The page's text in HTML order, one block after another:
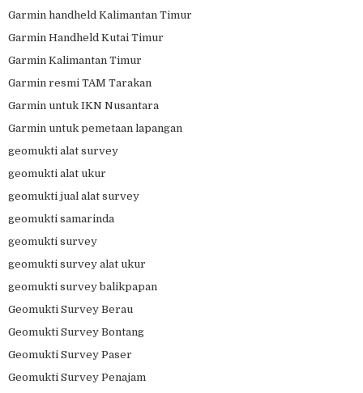
Garmin handheld Kalimantan Timur
Garmin Handheld Kutai Timur
Garmin Kalimantan Timur
Garmin resmi TAM Tarakan
Garmin untuk IKN Nusantara
Garmin untuk pemetaan lapangan
geomukti alat survey
geomukti alat ukur
geomukti jual alat survey
geomukti samarinda
geomukti survey
geomukti survey alat ukur
geomukti survey balikpapan
Geomukti Survey Berau
Geomukti Survey Bontang
Geomukti Survey Paser
Geomukti Survey Penajam